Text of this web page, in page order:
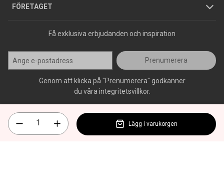
FÖRETAGET
Press
Få exklusiva erbjudanden och inspiration
Prenumerera
Genom att klicka på "Prenumerera" godkänner
du våra integritetsvillkor.
Lägg i varukorgen